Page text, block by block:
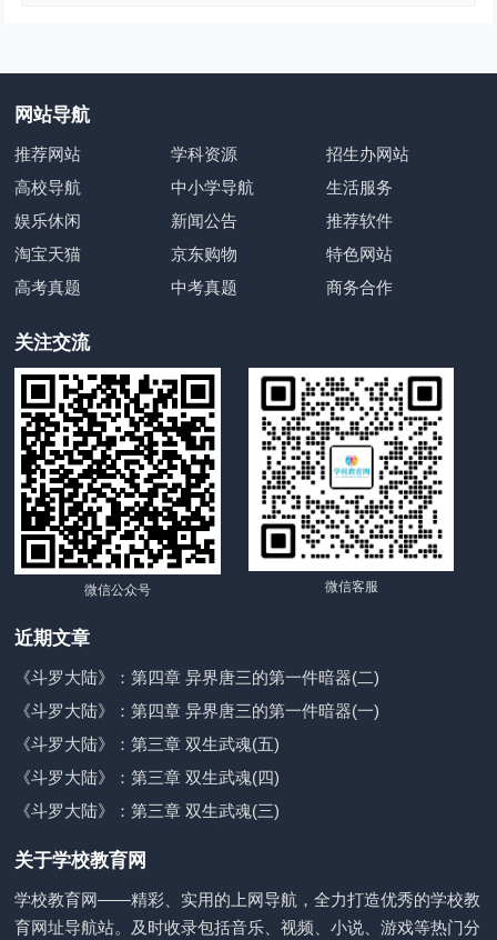
网站导航
推荐网站 学科资源
招生办网站
高校导航
中小学导航
生活服务
娱乐休闲
新闻公告
推荐软件
淘宝天猫
京东购物
特色网站
高考真题
中考真题 商务合作
关注交流
微信公众号 微信客服
近期文章
《斗罗大陆》：第四章 异界唐三的第一件暗器(二)
《斗罗大陆》：第四章 异界唐三的第一件暗器(一)
《斗罗大陆》：第三章 双生武魂(五)
《斗罗大陆》：第三章 双生武魂(四)
《斗罗大陆》：第三章 双生武魂(三)
关于学校教育网
学校教育网——精彩、实用的上网导航，全力打造优秀的学校教
育网址导航站。及时收录包括音乐、视频、小说、游戏等热门分